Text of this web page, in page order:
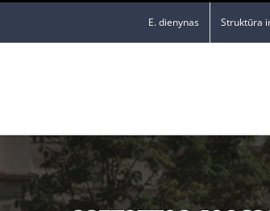
E. dienynas Struktūra